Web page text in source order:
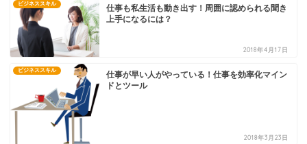
ビジネススキル
仕事も私生活も動き出す！周囲に認められる聞き
上手になるには？
2018年4月17日
ビジネススキル
仕事が早い人がやっている！仕事を効率化マイン
ドとツール
2018年3月23日